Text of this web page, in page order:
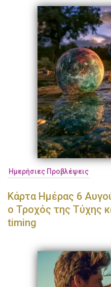
Ημερήσιες Προβλέψεις
Κάρτα Ημέρας 6
ο Τροχός της Τύχης
timing